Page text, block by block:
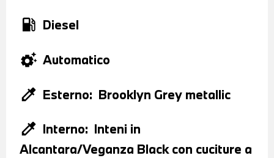
local_gas_station Diesel
settings_suggest Automatico
colorize Esterno: Brooklyn Grey metallic
colorize Interno: Inteni in
Alcantara/Veganza Black con cuciture a